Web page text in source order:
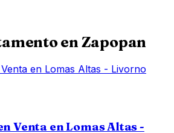
en Zapopan
Venta en Lomas Altas -